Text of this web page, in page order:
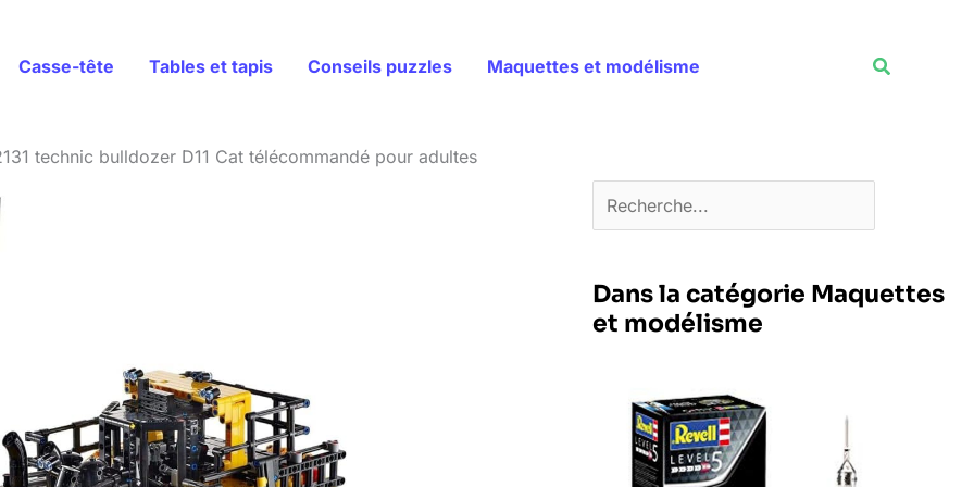
Casse-tête Tables et tapis Conseils puzzles Maquettes et modélisme
technic bulldozer D11 Cat télécommandé pour adultes
Dans la catégorie Maquettes
et modélisme